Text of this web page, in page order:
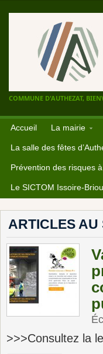
COMMUNE D'AUTHEZAT,
Accueil La mairie
La salle des fêtes
Prévention des risques
Le SICTOM Issoire-
ARTICLES AU
>>>Consultez la